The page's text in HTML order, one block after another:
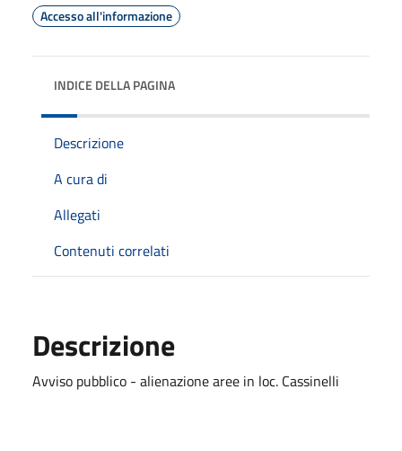
Accesso all'informazione
INDICE DELLA PAGINA
Descrizione
A cura di
Allegati
Contenuti correlati
Descrizione
Avviso pubblico - alienazione aree in loc. Cassinelli